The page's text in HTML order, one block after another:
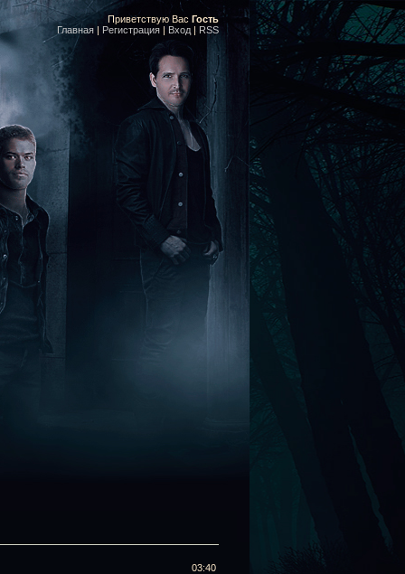
Приветствую Вас Гость
Главная | Регистрация | Вход | RSS
03:40